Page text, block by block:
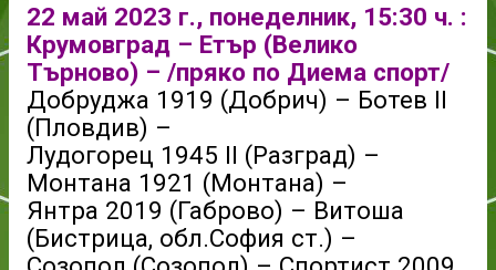
22 май 2023 г., понеделник, 15:30 ч. :
Крумовград – Етър (Велико
Търново) – /пряко по Диема спорт/
Добруджа 1919 (Добрич) – Ботев II
(Пловдив) –
Лудогорец 1945 II (Разград) –
Монтана 1921 (Монтана) –
Янтра 2019 (Габрово) – Витоша
(Бистрица, обл.София ст.) –